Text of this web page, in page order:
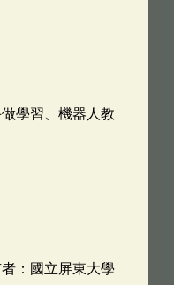
學習、機器人教
：國立屏東大學